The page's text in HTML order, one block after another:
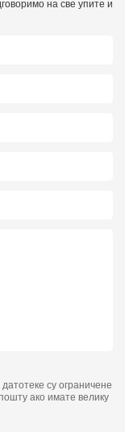
на све упите и
су ограничене
ако имате велику